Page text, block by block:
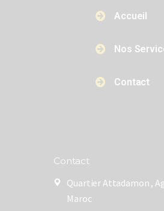
Accueil
Nos
Contact
Contact
Quartier Attadamon ,
Maroc